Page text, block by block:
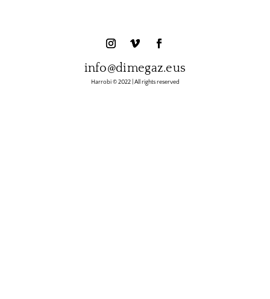
info@dimegaz.eus
Harrobi © 2022 | All rights reserved